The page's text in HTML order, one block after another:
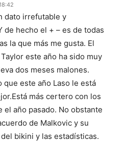
dato irrefutable y
de hecho el + – es de todas
la que más me gusta. El
este año ha sido muy
dos meses malones.
que este año Laso le está
más certero con los
el año pasado. No obstante
de Malkovic y su
bikini y las estadísticas.